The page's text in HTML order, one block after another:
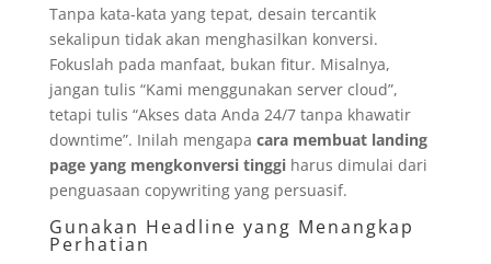
Tanpa kata-kata yang tepat, desain tercantik
sekalipun tidak akan menghasilkan konversi.
Fokuslah pada manfaat, bukan fitur. Misalnya,
jangan tulis “Kami menggunakan server cloud”,
tetapi tulis “Akses data Anda 24/7 tanpa khawatir
downtime”. Inilah mengapa cara membuat landing
page yang mengkonversi tinggiharus dimulai dari
penguasaan copywriting yang persuasif.
Gunakan Headline yang Menangkap
Perhatian